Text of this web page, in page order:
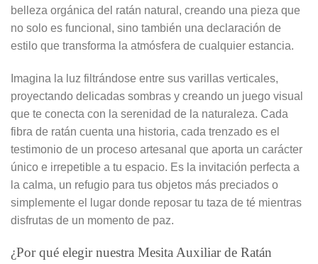
belleza orgánica del ratán natural, creando una pieza que
no solo es funcional, sino también una declaración de
estilo que transforma la atmósfera de cualquier estancia.
Imagina la luz filtrándose entre sus varillas verticales,
proyectando delicadas sombras y creando un juego visual
que te conecta con la serenidad de la naturaleza. Cada
fibra de ratán cuenta una historia, cada trenzado es el
testimonio de un proceso artesanal que aporta un carácter
único e irrepetible a tu espacio. Es la invitación perfecta a
la calma, un refugio para tus objetos más preciados o
simplemente el lugar donde reposar tu taza de té mientras
disfrutas de un momento de paz.
¿Por qué elegir nuestra Mesita Auxiliar de Ratán